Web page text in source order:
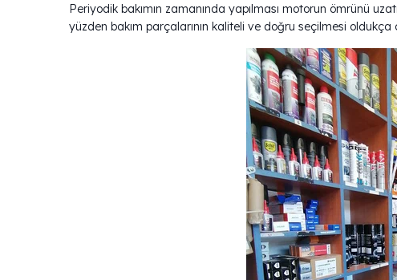
Periyodik bakımın zamanında yapılması motorun ömrünü
yüzden bakım parçalarının kaliteli ve doğru seçilmesi oldukça